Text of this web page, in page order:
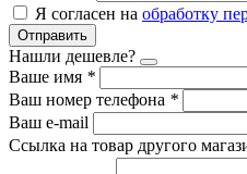
Я согласен на обработку
Отправить
Нашли дешевле?
Ваше имя *
Ваш номер телефона *
Ваш e-mail
Ссылка на товар другого